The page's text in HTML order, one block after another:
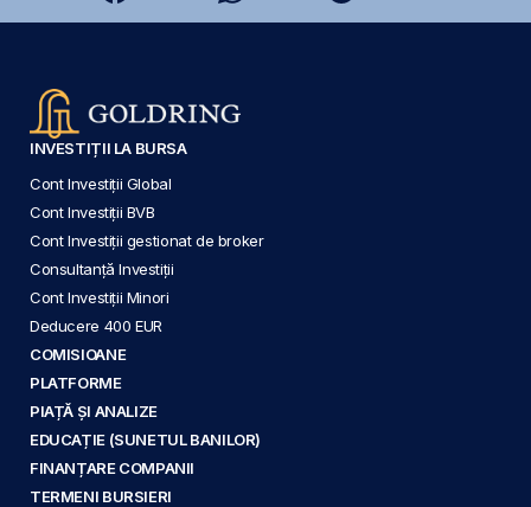
INVESTIȚII LA BURSA
Cont Investiții Global
Cont Investiții BVB
Cont Investiții gestionat de broker
Consultanță Investiții
Cont Investiții Minori
Deducere 400 EUR
COMISIOANE
PLATFORME
PIAȚĂ ȘI ANALIZE
EDUCAȚIE (SUNETUL BANILOR)
FINANȚARE COMPANII
TERMENI BURSIERI